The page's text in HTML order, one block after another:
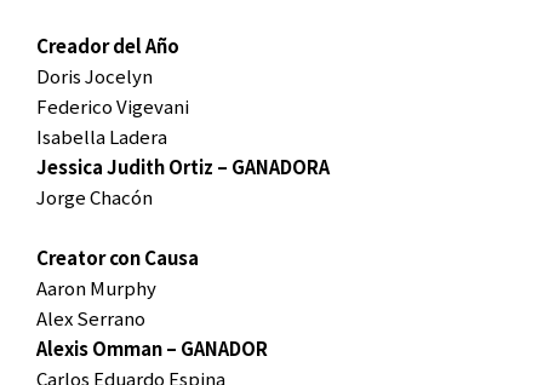
Creador del Año
Doris Jocelyn
Federico Vigevani
Isabella Ladera
Jessica Judith Ortiz – GANADORA
Jorge Chacón
Creator con Causa
Aaron Murphy
Alex Serrano
Alexis Omman – GANADOR
Carlos Eduardo Espina